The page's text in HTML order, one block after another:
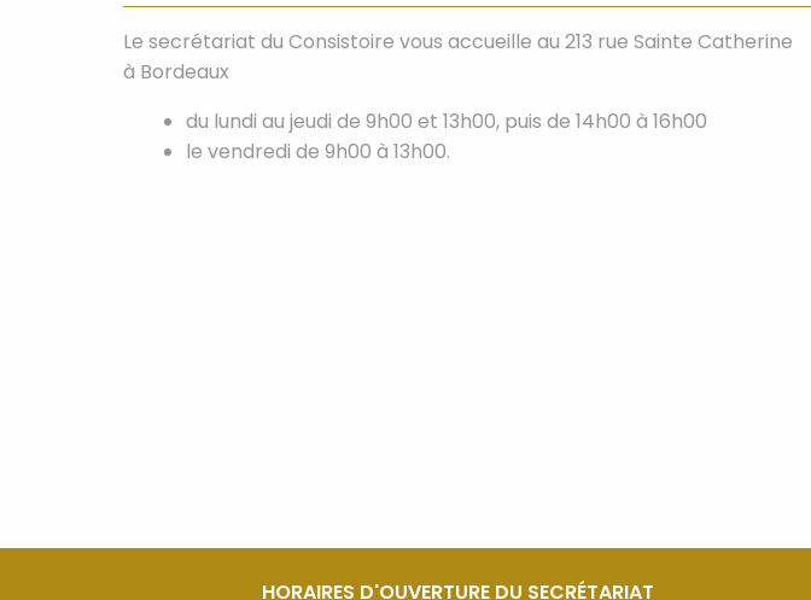
Le secrétariat du Consistoire vous accueille au 213 rue Sainte Catherine
à Bordeaux
du lundi au jeudi de 9h00 et 13h00, puis de 14h00 à 16h00
le vendredi de 9h00 à 13h00.
HORAIRES D'OUVERTURE DU SECRÉTARIAT